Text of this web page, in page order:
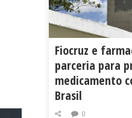
Fiocruz e
parceria para
medicamento
Brasil
0